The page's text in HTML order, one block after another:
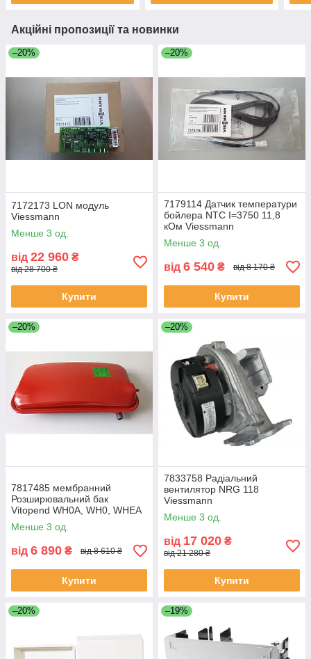
Акційні пропозиції та новинки
–20%
7172173 LON модуль
Viessmann
Менше 3 од.
від 22 960 ₴
від 28 700 ₴
Купити
–20%
7179114 Датчик температури
бойлера NTC I=3750 11,8
кОм Viessmann
Менше 3 од.
від 6 540 ₴ від 8 170 ₴
Купити
–20%
7817485 мембранний
Розширювальний бак
Vitopend WH0A, WH0, WHEA
Viessmann
Менше 3 од.
від 6 890 ₴ від 8 610 ₴
Купити
–20%
7833758 Радіальний
вентилятор NRG 118
Viessmann
Менше 3 од.
від 17 020 ₴
від 21 280 ₴
Купити
–20% –19%